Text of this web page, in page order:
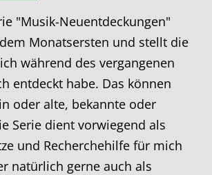
"Musik-Neuentdeckungen"
Monatsersten und stellt die
während des vergangenen
entdeckt habe. Das können
oder alte, bekannte oder
Serie dient vorwiegend als
und Recherchehilfe für mich
natürlich gerne auch als